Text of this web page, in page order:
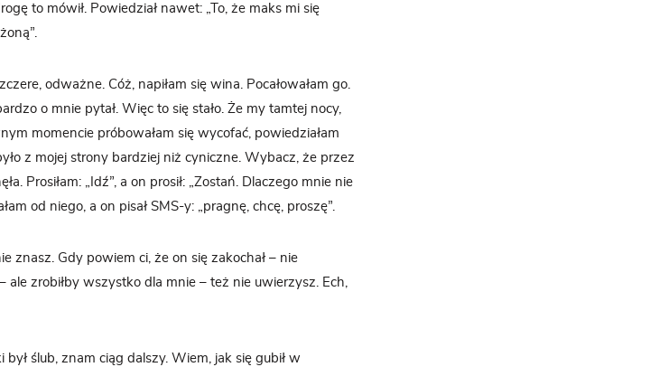
to mówił. Powiedział nawet: „To, że maks mi się
odważne. Cóż, napiłam się wina. Pocałowałam go.
o mnie pytał. Więc to się stało. Że my tamtej nocy,
momencie próbowałam się wycofać, powiedziałam
z mojej strony bardziej niż cyniczne. Wybacz, że przez
Prosiłam: „Idź”, a on prosił: „Zostań. Dlaczego mnie nie
od niego, a on pisał SMS-y: „pragnę, chcę, proszę”.
znasz. Gdy powiem ci, że on się zakochał – nie
ale zrobiłby wszystko dla mnie – też nie uwierzysz. Ech,
ślub, znam ciąg dalszy. Wiem, jak się gubił w